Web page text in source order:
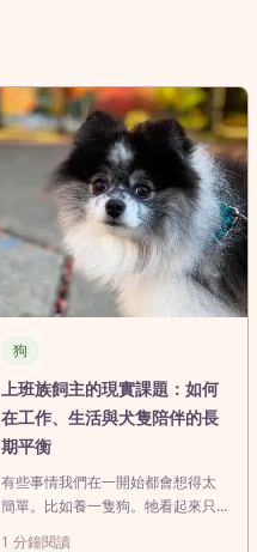
狗
上班族飼主的現實課題：如何
在工作、生活與犬隻陪伴的長
期平衡
有些事情我們在一開始都會想得太
簡單。比如養一隻狗。牠看起來只
1 分鐘閱讀